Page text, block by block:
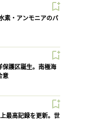
素・アンモニアのバ
保護区誕生。南極海
意
最高記録を更新。世